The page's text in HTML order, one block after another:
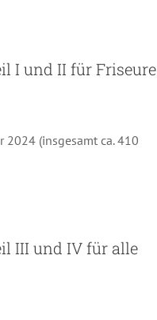
I und II für Friseure
2024 (insgesamt ca. 410
III und IV für alle